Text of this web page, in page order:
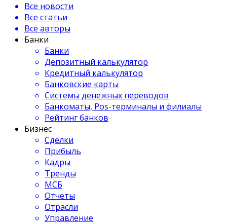
Все новости
Все статьи
Все авторы
Банки
Банки
Депозитный калькулятор
Кредитный калькулятор
Банковские карты
Системы денежных переводов
Банкоматы, Pos-терминалы и филиалы
Рейтинг банков
Бизнес
Сделки
Прибыль
Кадры
Тренды
МСБ
Отчеты
Отрасли
Управление